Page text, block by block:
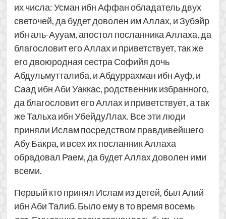
их числа: Усман ибн Аффан обладатель двух
светочей, да будет доволен им Аллах, и Зубэйр
ибн аль-Аууам, апостол посланника Аллаха, да
благословит его Аллах и приветствует, так же
его двоюродная сестра Софийя дочь
Абдульмутталиба, и Абдуррахман ибн Ауф, и
Саад ибн Аби Уаккас, родственник избранного,
да благословит его Аллах и приветствует, а так
же Тальха ибн УбейдуЛлах. Все эти люди
приняли Ислам посредством правдивейшего
Абу Бакра, и всех их посланник Аллаха
обрадовал Раем, да будет Аллах доволен ими
всеми.
Первый кто принял Ислам из детей, был Алий
ибн Аби Талиб. Было ему в то время восемь